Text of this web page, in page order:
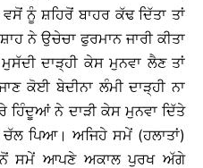
ਨੂੰ ਸ਼ਹਿਰੋਂ ਬਾਹਰ ਕੱਢ ਦਿੱਤਾ ਤਾਂ
ਨੇ ਉਚੇਚਾ ਫੁਰਮਾਨ ਜਾਰੀ ਕੀਤਾ
ਦਾੜ੍ਹੀ ਕੇਸ ਮੁਨਵਾ ਲੈਣ ਤਾਂ
ਕੋਈ ਬੇਦੀਨਾ ਲੰਮੀ ਦਾੜ੍ਹੀ ਨਾ
ਨੇ ਦਾੜੀ ਕੇਸ ਮੁਨਵਾ ਦਿੱਤੇ
ਚੱਲ ਪਿਆ। ਅਜਿਹੇ ਸਮੇਂ (ਹਲਾਤਾਂ)
ਦੋਨੋਂ ਸਮੇਂ ਆਪਣੇ ਅਕਾਲ ਪੁਰਖ ਅੱਗੇ